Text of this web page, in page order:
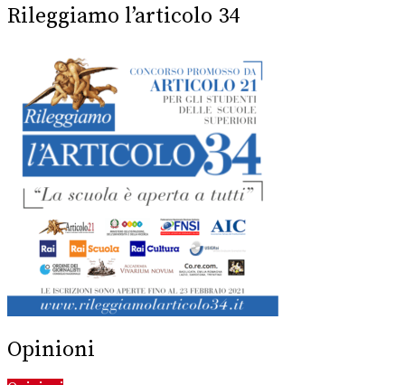
Rileggiamo l’articolo 34
Opinioni